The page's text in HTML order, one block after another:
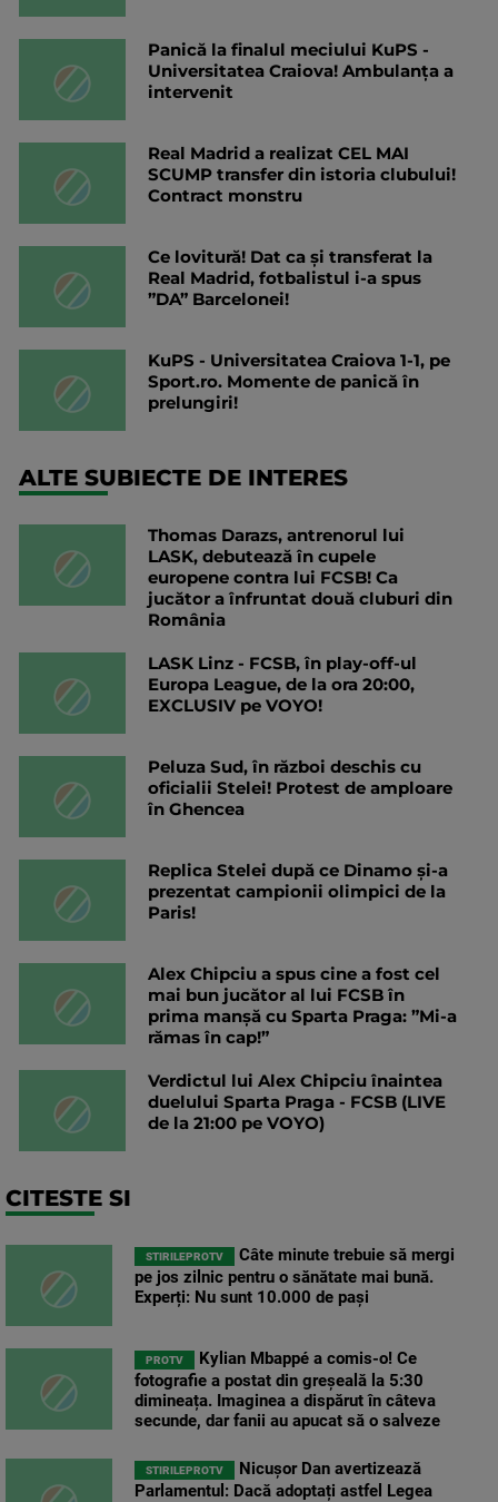
Panică la finalul meciului KuPS -
Universitatea Craiova! Ambulanța a
intervenit
Real Madrid a realizat CEL MAI
SCUMP transfer din istoria clubului!
Contract monstru
Ce lovitură! Dat ca și transferat la
Real Madrid, fotbalistul i-a spus
”DA” Barcelonei!
KuPS - Universitatea Craiova 1-1, pe
Sport.ro. Momente de panică în
prelungiri!
ALTE SUBIECTE DE INTERES
Thomas Darazs, antrenorul lui
LASK, debutează în cupele
europene contra lui FCSB! Ca
jucător a înfruntat două cluburi din
România
LASK Linz - FCSB, în play-off-ul
Europa League, de la ora 20:00,
EXCLUSIV pe VOYO!
Peluza Sud, în război deschis cu
oficialii Stelei! Protest de amploare
în Ghencea
Replica Stelei după ce Dinamo și-a
prezentat campionii olimpici de la
Paris!
Alex Chipciu a spus cine a fost cel
mai bun jucător al lui FCSB în
prima manșă cu Sparta Praga: ”Mi-a
rămas în cap!”
Verdictul lui Alex Chipciu înaintea
duelului Sparta Praga - FCSB (LIVE
de la 21:00 pe VOYO)
CITESTE SI
STIRILEPROTV
Câte minute trebuie să mergi
pe jos zilnic pentru o sănătate mai bună.
Experți: Nu sunt 10.000 de pași
PROTV
Kylian Mbappé a comis-o! Ce
fotografie a postat din greșeală la 5:30
dimineața. Imaginea a dispărut în câteva
secunde, dar fanii au apucat să o salveze
STIRILEPROTV
Nicușor Dan avertizează
Parlamentul: Dacă adoptați astfel Legea